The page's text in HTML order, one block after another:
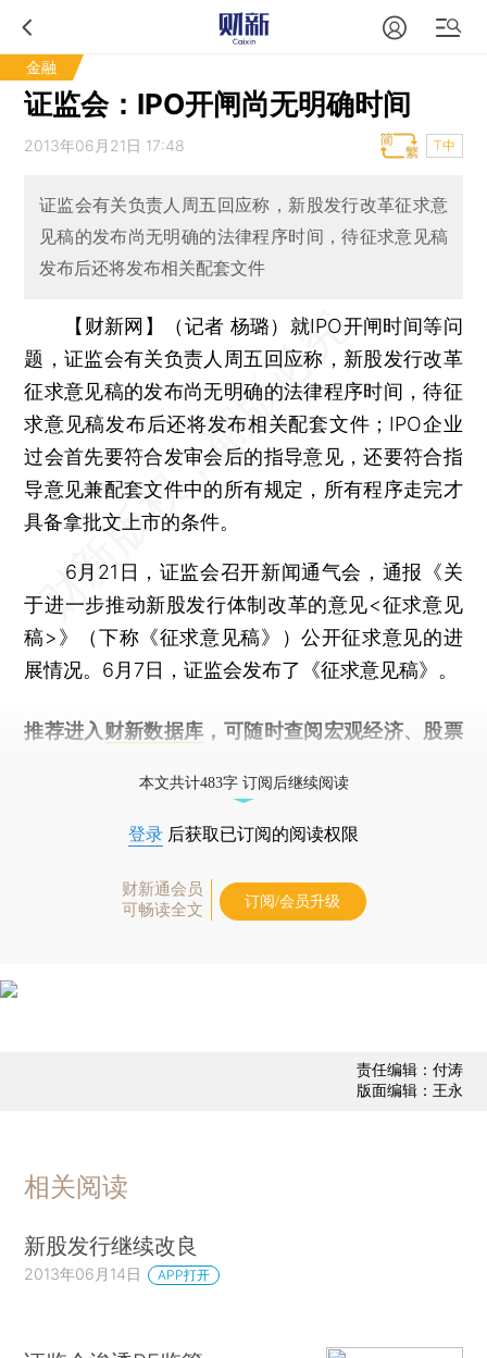
金融
证监会：IPO开闸尚无明确时间
2013年06月21日 17:48 T中
证监会有关负责人周五回应称，新股发行改革征求意
见稿的发布尚无明确的法律程序时间，待征求意见稿
发布后还将发布相关配套文件
【财新网】（记者 杨璐） 就IPO开闸时间等问
题，证监会有关负责人周五回应称，新股发行改革
征求意见稿的发布尚无明确的法律程序时间，待征
求意见稿发布后还将发布相关配套文件；IPO企业
过会首先要符合发审会后的指导意见，还要符合指
导意见兼配套文件中的所有规定，所有程序走完才
具备拿批文上市的条件。
6月21日，证监会召开新闻通气会，通报《关
于进一步推动新股发行体制改革的意见<征求意见
稿>》（下称《征求意见稿》）公开征求意见的进
展情况。6月7日，证监会发布了《征求意见稿》。
推荐进入 财新数据库 ，可随时查阅宏观经济、股票
本文共计483字 订阅后继续阅读
登录 后获取已订阅的阅读权限
财新通会员
可畅读全文
订阅/会员升级
责任编辑：付涛
版面编辑：王永
相关阅读
新股发行继续改良
2013年06月14日 APP打开